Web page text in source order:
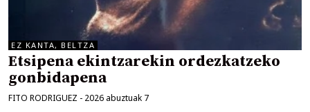
EZ KANTA, BELTZA
Etsipena ekintzarekin ordezkatzeko
gonbidapena
FITO RODRIGUEZ - 2026 abuztuak 7